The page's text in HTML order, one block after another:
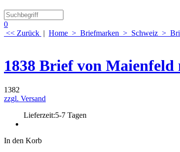
0
<< Zurück | Home > Briefmarken > Schweiz >
1838 Brief von Maienfeld
1382
zzgl. Versand
Lieferzeit:5-7 Tagen
In den Korb